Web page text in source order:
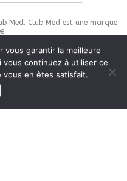
Med. Club Med est une marque
copyrightpro.com
vous garantir la meilleure
continuez à utiliser ce
vous en êtes satisfait.